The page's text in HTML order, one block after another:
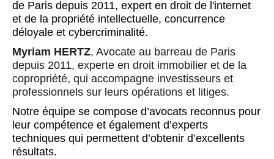
de Paris depuis 2011, expert en droit de l'internet
et de la propriété intellectuelle, concurrence
déloyale et cybercriminalité.
Myriam HERTZ, Avocate au barreau de Paris
depuis 2011, experte en droit immobilier et de la
copropriété, qui accompagne investisseurs et
professionnels sur leurs opérations et litiges.
Notre équipe se compose d’avocats reconnus pour
leur compétence et également d’experts
techniques qui permettent d’obtenir d’excellents
résultats.